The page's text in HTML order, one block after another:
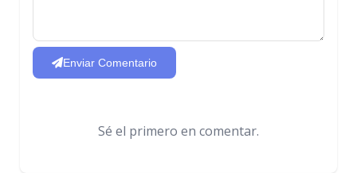
Enviar Comentario
Sé el primero en comentar.